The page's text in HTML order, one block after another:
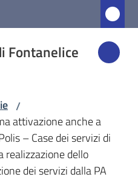
Fontanelice
/
attivazione anche a
– Case dei servizi di
realizzazione dello
dei servizi dalla PA